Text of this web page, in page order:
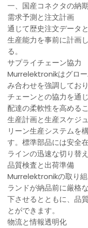
一、国産コネクタの納
需求予測と注文計画
通じて歴史注文データ
生産能力を事前に計画
る。
サプライチェーン協力
Murrelektronikはグロ
み合わせを強調してお
チェーンとの協力を通
配達の柔軟性を高める
生産計画と生産スケジ
リーン生産システムを
す。標準部品には安全
ラインの迅速な切り替
品質検査と出荷準備
Murrelektronikの取り
ランドが納品前に厳格
下させるとともに、品
とができます。
物流と情報透明化